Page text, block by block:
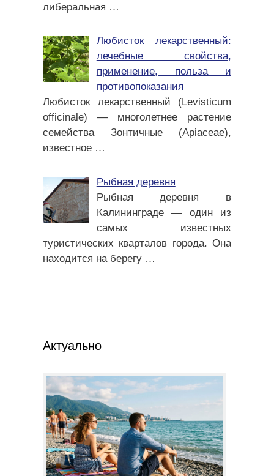
либеральная …
Любисток лекарственный:
лечебные свойства,
применение, польза и
противопоказания
Любисток лекарственный (Levisticum
officinale) — многолетнее растение
семейства Зонтичные (Apiaceae),
известное …
Рыбная деревня
Рыбная деревня в
Калининграде — один из
самых известных
туристических кварталов города. Она
находится на берегу …
Актуально